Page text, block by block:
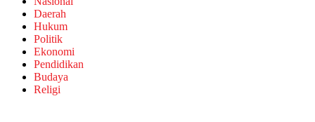
Daerah
Hukum
Politik
Ekonomi
Pendidikan
Budaya
Religi